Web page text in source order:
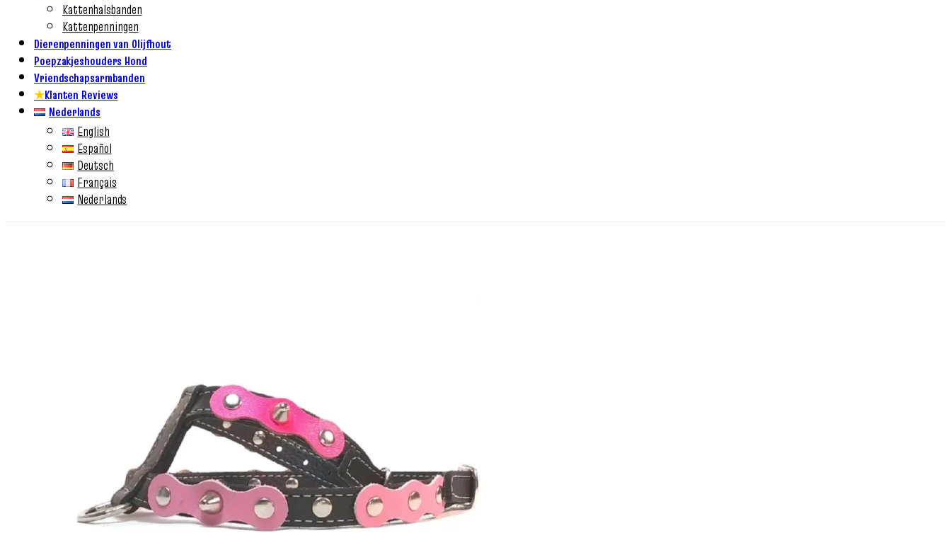
Kattenhalsbanden
Kattenpenningen
Dierenpenningen van Olijfhout
Poepzakjeshouders Hond
Vriendschapsarmbanden
★Klanten Reviews
Nederlands
English
Español
Deutsch
Français
Nederlands